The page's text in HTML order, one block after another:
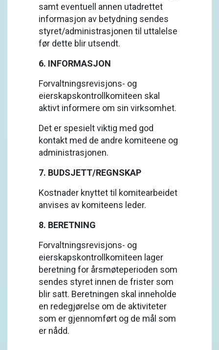
samt eventuell annen utadrettet
informasjon av betydning sendes
styret/administrasjonen til uttalelse
før dette blir utsendt.
6. INFORMASJON
Forvaltningsrevisjons- og
eierskapskontrollkomiteen skal
aktivt informere om sin virksomhet.
Det er spesielt viktig med god
kontakt med de andre komiteene og
administrasjonen.
7. BUDSJETT/REGNSKAP
Kostnader knyttet til komitearbeidet
anvises av komiteens leder.
8. BERETNING
Forvaltningsrevisjons- og
eierskapskontrollkomiteen lager
beretning for årsmøteperioden som
sendes styret innen de frister som
blir satt. Beretningen skal inneholde
en redegjørelse om de aktiviteter
som er gjennomført og de mål som
er nådd.